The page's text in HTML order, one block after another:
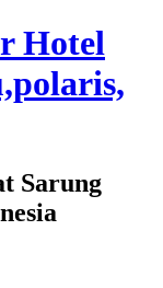
Hotel
Sarung